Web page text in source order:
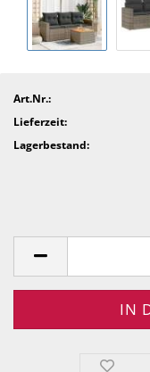
Art.Nr.:
Lieferzeit:
Lagerbestand: